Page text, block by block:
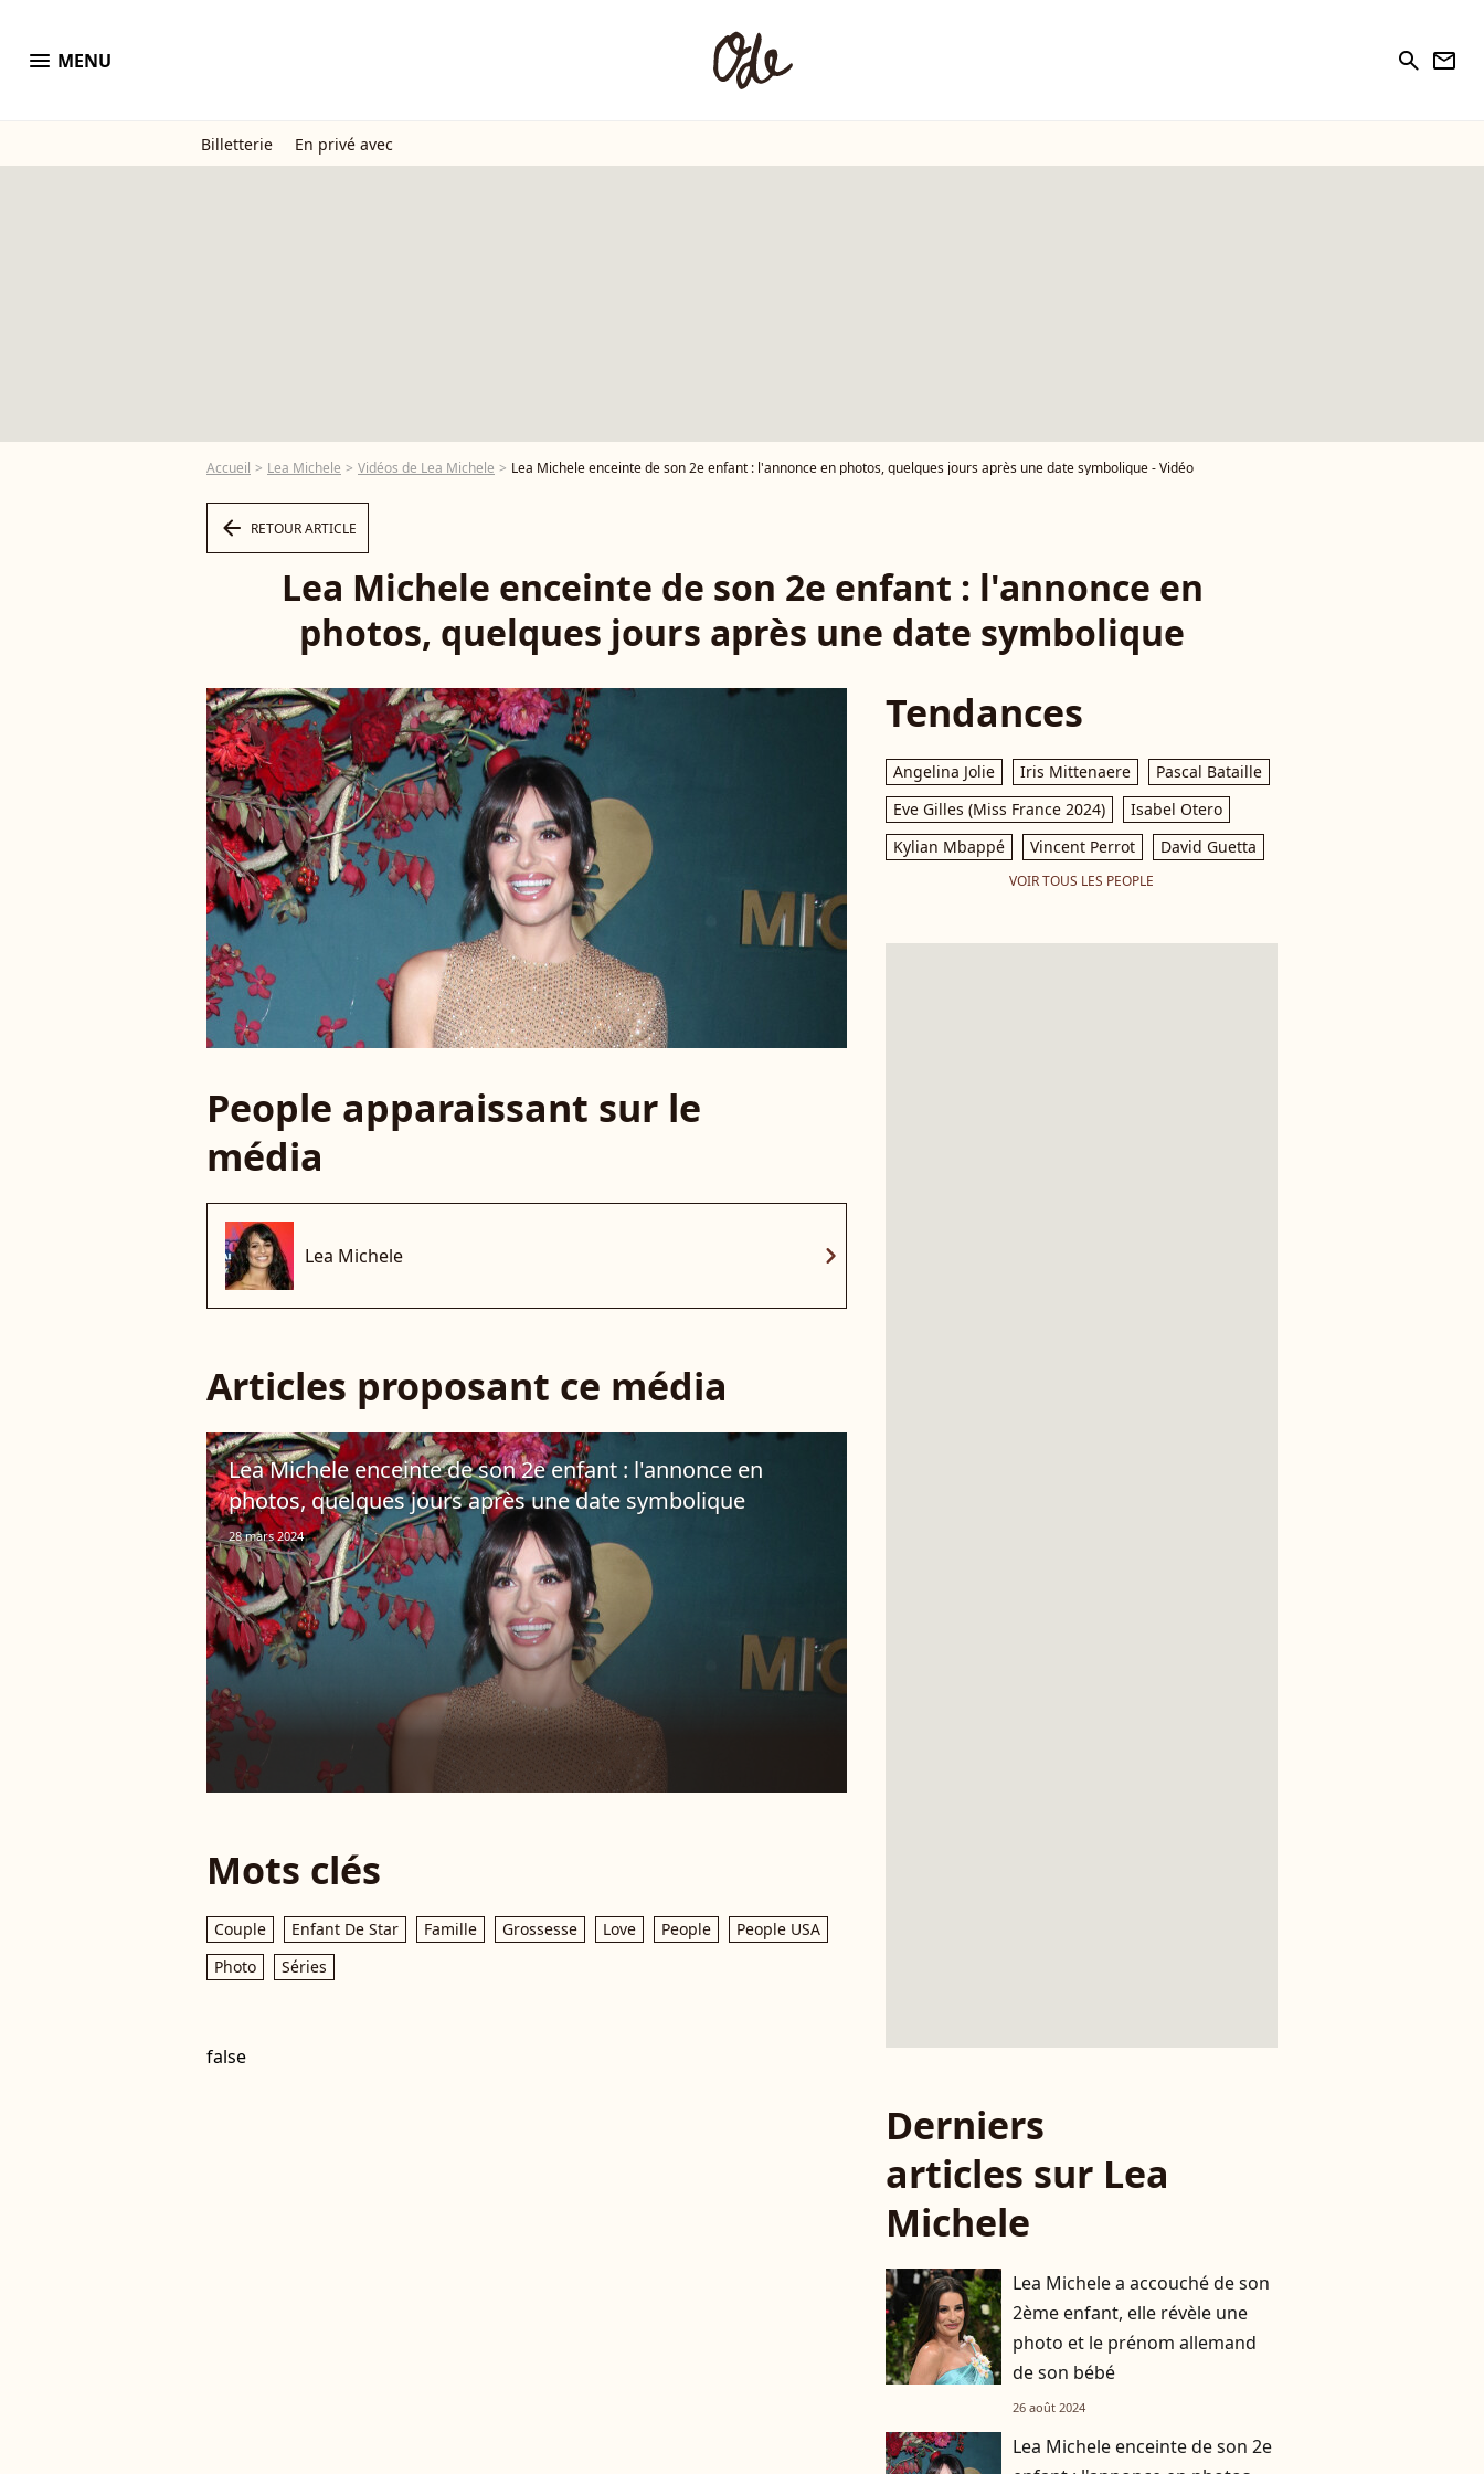
menu MENU search newsletter
Billetterie En privé avec
Accueil Lea Michele Vidéos de Lea Michele Lea Michele enceinte de son 2e enfant : l'annonce en photos, quelques jours après une date symbolique - Vidéo
arrow_left RETOUR ARTICLE
Lea Michele enceinte de son 2e enfant : l'annonce en
photos, quelques jours après une date symbolique
People apparaissant sur le
média
Lea Michele chevron_right
Articles proposant ce média
Lea Michele enceinte de son 2e enfant : l'annonce en
photos, quelques jours après une date symbolique
28 mars 2024
Mots clés
Couple Enfant De Star Famille Grossesse Love People
People USA
Photo
Séries
false
Tendances
Angelina Jolie Iris Mittenaere
Pascal Bataille
Eve Gilles (Miss France 2024)
Isabel Otero
Kylian Mbappé
Vincent Perrot David Guetta
VOIR TOUS LES PEOPLE
Derniers
articles sur Lea
Michele
Lea Michele a accouché de son
2ème enfant, elle révèle une
photo et le prénom allemand
de son bébé
26 août 2024
Lea Michele enceinte de son 2e